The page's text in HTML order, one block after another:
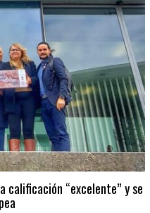
calificación “excelente” y se